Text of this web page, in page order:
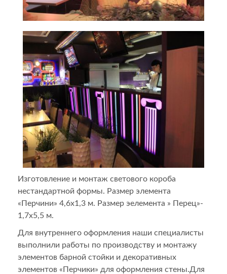
Изготовление и монтаж светового короба
нестандартной формы. Размер элемента
«Перчини» 4,6х1,3 м. Размер эелемента » Перец»-
1,7х5,5 м.
Для внутреннего оформления наши специалисты
выполнили работы по производству и монтажу
элементов барной стойки и декоративных
элементов «Перчики» для оформления стены.Для